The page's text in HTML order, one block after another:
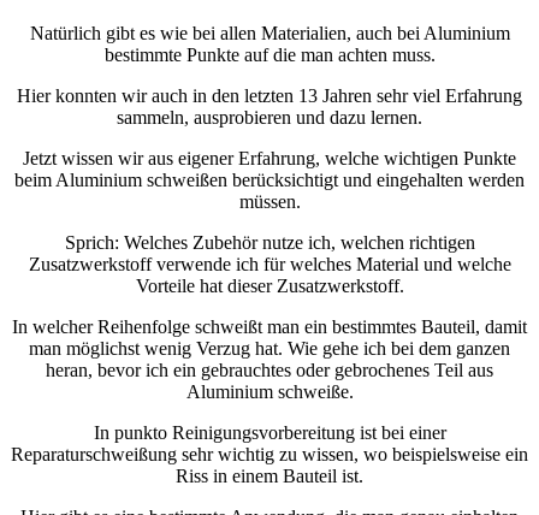
Natürlich gibt es wie bei allen Materialien, auch bei Aluminium
bestimmte Punkte auf die man achten muss.
Hier konnten wir auch in den letzten 13 Jahren sehr viel Erfahrung
sammeln, ausprobieren und dazu lernen.
Jetzt wissen wir aus eigener Erfahrung, welche wichtigen Punkte
beim Aluminium schweißen berücksichtigt und eingehalten werden
müssen.
Sprich: Welches Zubehör nutze ich, welchen richtigen
Zusatzwerkstoff verwende ich für welches Material und welche
Vorteile hat dieser Zusatzwerkstoff.
In welcher Reihenfolge schweißt man ein bestimmtes Bauteil, damit
man möglichst wenig Verzug hat. Wie gehe ich bei dem ganzen
heran, bevor ich ein gebrauchtes oder gebrochenes Teil aus
Aluminium schweiße.
In punkto Reinigungsvorbereitung ist bei einer
Reparaturschweißung sehr wichtig zu wissen, wo beispielsweise ein
Riss in einem Bauteil ist.